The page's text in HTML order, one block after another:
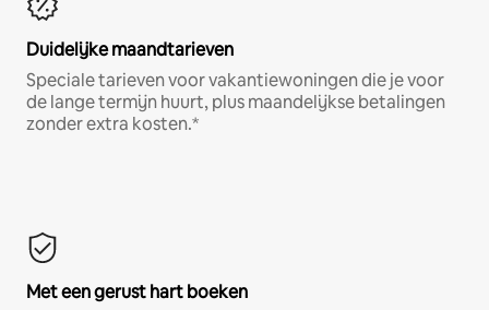
Duidelijke maandtarieven
Speciale tarieven voor vakantiewoningen die je voor
de lange termijn huurt, plus maandelijkse betalingen
zonder extra kosten.*
Met een gerust hart boeken